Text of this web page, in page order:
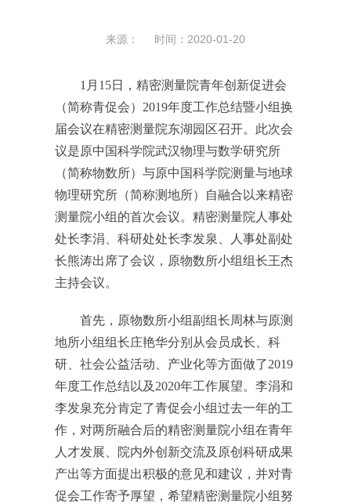
来源： 时间：2020-01-20
1月15日，精密测量院青年创新促进会
（简称青促会）2019年度工作总结暨小组换
届会议在精密测量院东湖园区召开。此次会
议是原中国科学院武汉物理与数学研究所
（简称物数所）与原中国科学院测量与地球
物理研究所（简称测地所）自融合以来精密
测量院小组的首次会议。精密测量院人事处
处长李涓、科研处处长李发泉、人事处副处
长熊涛出席了会议，原物数所小组组长王杰
主持会议。
首先，原物数所小组副组长周林与原测
地所小组组长庄艳华分别从会员成长、科
研、社会公益活动、产业化等方面做了2019
年度工作总结以及2020年工作展望。李涓和
李发泉充分肯定了青促会小组过去一年的工
作，对两所融合后的精密测量院小组在青年
人才发展、院内外创新交流及原创科研成果
产出等方面提出积极的意见和建议，并对青
促会工作寄予厚望，希望精密测量院小组努